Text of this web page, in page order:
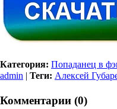
Категория: Попаданец в
admin | Теги: Алексей
Комментарии (0)